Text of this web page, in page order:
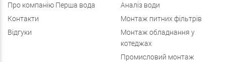
Про компанію Перша вода
Контакти
Відгуки
Аналіз води
Монтаж питних фільтрів
Монтаж обладнання у
котеджах
Промисловий монтаж